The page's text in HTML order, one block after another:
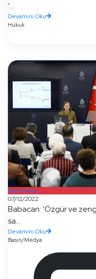
‘...
Devamını Oku
Hukuk
Basın/Medya
07/12/2022
Babacan: ‘Özgür ve
sa...
Devamını Oku
Basın/Medya